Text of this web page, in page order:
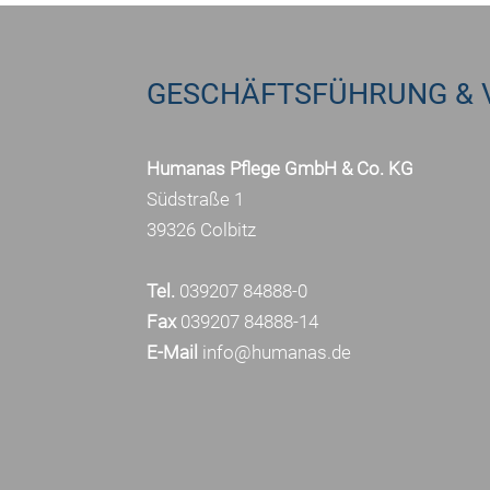
GESCHÄFTSFÜHRUNG &
Humanas Pflege GmbH & Co. KG
Südstraße 1
39326 Colbitz
Tel. 039207 84888-0
Fax039207 84888-14
E-Mail info@humanas.de